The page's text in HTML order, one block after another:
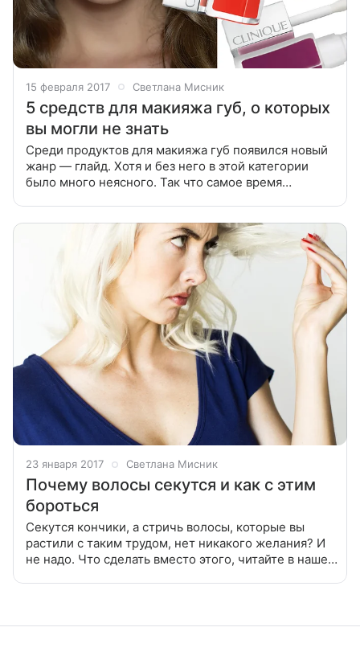
15 февраля 2017 Светлана Мисник
5 средств для макияжа губ, о которых
вы могли не знать
Среди продуктов для макияжа губ появился новый
жанр — глайд. Хотя и без него в этой категории
было много неясного. Так что самое время
23 января 2017 Светлана Мисник
Почему волосы секутся и как с этим
бороться
Секутся кончики, а стричь волосы, которые вы
растили с таким трудом, нет никакого желания? И
не надо. Что сделать вместо этого, читайте в нашей